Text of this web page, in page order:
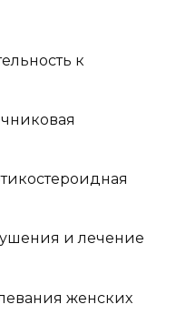
к
и лечение
женских